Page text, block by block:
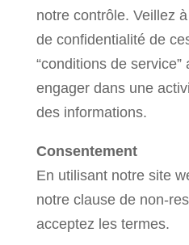
notre contrôle. Veillez
de confidentialité de
“conditions de service”
engager dans une
des informations.
Consentement
En utilisant notre site
notre clause de non-
acceptez les termes.